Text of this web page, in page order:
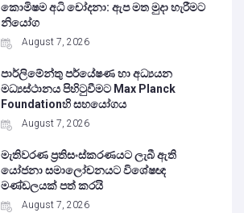
කොමිෂම අධි චෝදනා: ඇප මත මුදා හැරීමට
නියෝග
August 7, 2026
පාර්ලිමේන්තු පර්යේෂණ හා අධ්‍යයන
මධ්‍යස්ථානය පිහිටුවීමට Max Planck
Foundationහි සහයෝගය
August 7, 2026
මැතිවරණ ප්‍රතිසංස්කරණයට ලැබී ඇති
යෝජනා සමාලෝචනයට විශේෂඥ
මණ්ඩලයක් පත් කරයි
August 7, 2026